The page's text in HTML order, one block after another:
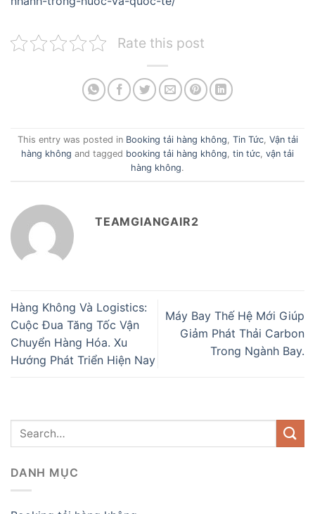
Rate this post
This entry was posted in Booking tải hàng không Tin Tức, Vận tải
hàng không and tagged booking tải hàng không tin tức vận tải
hàng không.
TEAMGIANGAIR2
Hàng Không Và Logistics:
Cuộc Đua Tăng Tốc Vận
Chuyển Hàng Hóa. Xu
Hướng Phát Triển Hiện Nay
Máy Bay Thế Hệ Mới Giúp
Giảm Phát Thải Carbon
Trong Ngành Bay.
DANH MỤC